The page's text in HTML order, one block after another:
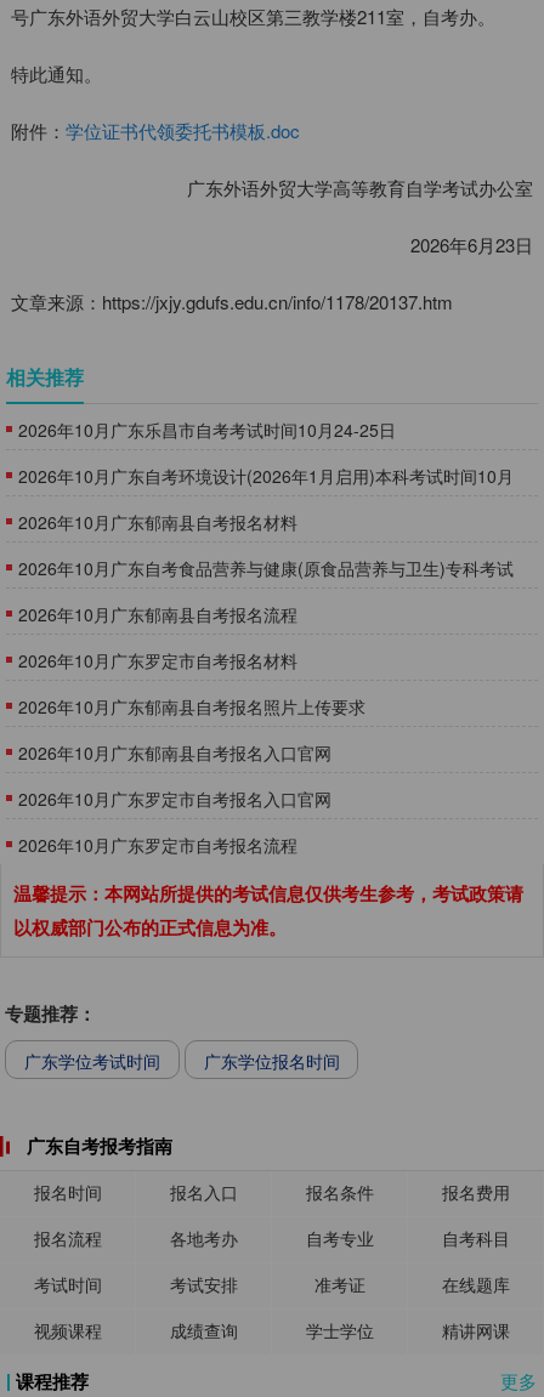
号广东外语外贸大学白云山校区第三教学楼211室，自考办。
特此通知。
附件： 学位证书代领委托书模板.doc
广东外语外贸大学高等教育自学考试办公室
2026年6月23日
文章来源：https://jxjy.gdufs.edu.cn/info/1178/20137.htm
相关推荐
2026年10月广东乐昌市自考考试时间10月24-25日
​2026年10月广东自考环境设计(2026年1月启用)本科考试时间10月
24-25日
2026年10月广东郁南县自考报名材料
​2026年10月广东自考食品营养与健康(原食品营养与卫生)专科考试
时间10月24-25日
2026年10月广东郁南县自考报名流程
2026年10月广东罗定市自考报名材料
2026年10月广东郁南县自考报名照片上传要求
2026年10月广东郁南县自考报名入口官网
2026年10月广东罗定市自考报名入口官网
2026年10月广东罗定市自考报名流程
温馨提示：本网站所提供的考试信息仅供考生参考，考试政策请
以权威部门公布的正式信息为准。
专题推荐：
广东学位考试时间 广东学位报名时间
广东自考报考指南
报名时间 报名入口 报名条件
报名费用
报名流程
各地考办 自考专业
自考科目
考试时间
考试安排 准考证
在线题库
视频课程
成绩查询 学士学位 精讲网课
更多
课程推荐